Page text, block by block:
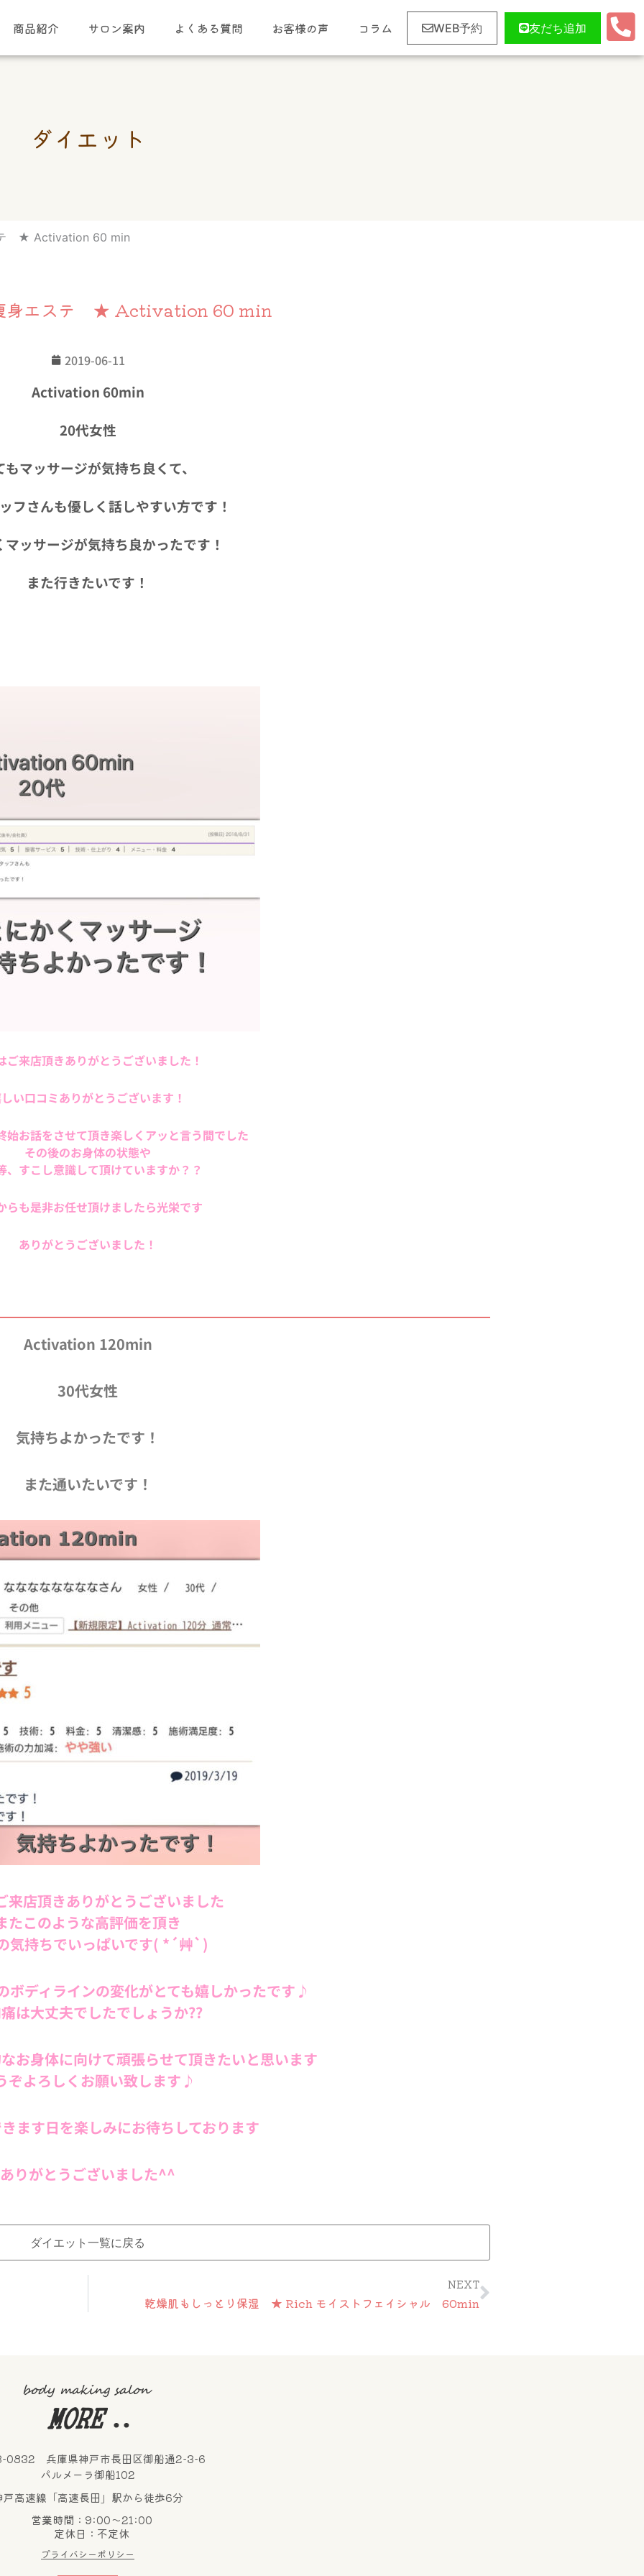
商品紹介 サロン案内 よくある質問 お客様の声 コラム WEB予約 友だち追加
ダイエット
テ ★ Activation 60 min
身エステ ★ Activation 60 min
2019-06-11
Activation 60min
20代女性
もマッサージが気持ち良くて、
フさんも優しく話しやすい方です！
マッサージが気持ち良かったです！
また行きたいです！
ご来店頂きありがとうございました！
い口コミありがとうございます！
始お話をさせて頂き楽しくアッと言う間でした
その後のお身体の状態や
、すこし意識して頂けていますか？？
らも是非お任せ頂けましたら光栄です
ありがとうございました！
Activation 120min
30代女性
気持ちよかったです！
また通いたいです！
来店頂きありがとうございました
たこのような高評価を頂き
気持ちでいっぱいです( *´艸`)
ボディラインの変化がとても嬉しかったです♪
は大丈夫でしたでしょうか??
お身体に向けて頑張らせて頂きたいと思います
ぞよろしくお願い致します♪
ます日を楽しみにお待ちしております
ありがとうございました^^
ダイエット一覧に戻る
NEXT
乾燥肌もしっとり保湿 ★ Rich モイストフェイシャル 60min
Next
0832 兵庫県神戸市長田区御船通2-3-6
パルメーラ御船102
戸高速線「高速長田」駅から徒歩6分
営業時間：9:00～21:00
定休日：不定休
プライバシーポリシー